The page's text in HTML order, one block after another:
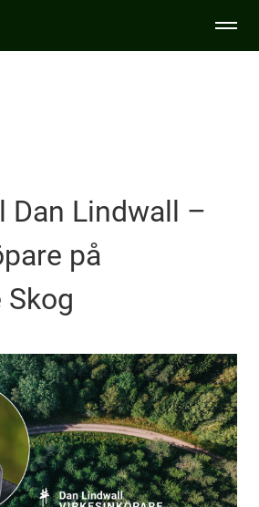
Sälja virke
& Hållbarhet
Virkesinköpare
Aktuellt
Kontakt
Dan Lindwall –
på
Skog